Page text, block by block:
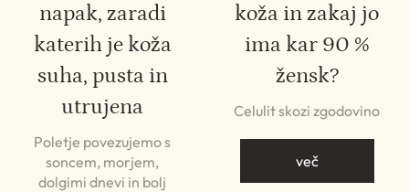
napak, zaradi
katerih je koža
suha, pusta in
utrujena
Poletje povezujemo s
soncem, morjem,
dolgimi dnevi in bolj
koža in zakaj jo
ima kar 90 %
žensk?
Celulit skozi zgodovino
več